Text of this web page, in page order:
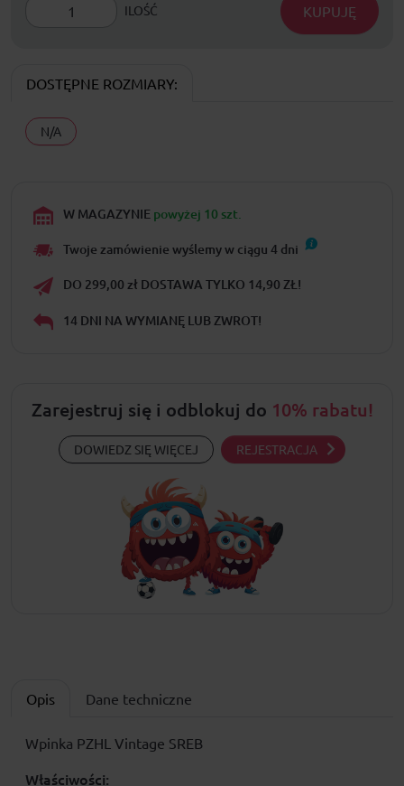
ILOŚĆ KUPUJĘ
DOSTĘPNE ROZMIARY:
N/A
W MAGAZYNIE powyżej 10 szt.
Twoje zamówienie wyślemy w ciągu 4 dni
DO 299,00 zł DOSTAWA TYLKO 14,90 ZŁ!
14 DNI NA WYMIANĘ LUB ZWROT!
Zarejestruj się i odblokuj do 10% rabatu!
DOWIEDZ SIĘ WIĘCEJ REJESTRACJA
Opis Dane techniczne
Wpinka PZHL Vintage SREB
Właściwości: